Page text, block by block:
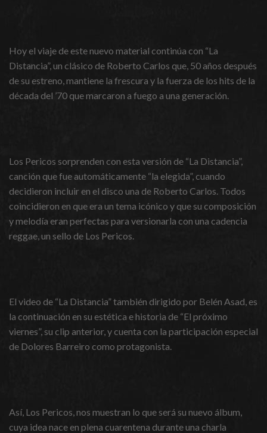
Hoy el viaje de este nuevo material continúa con “La
Distancia”, un clásico de Roberto Carlos que, 50 años después
de su estreno, mantiene la frescura y la fuerza de los hits de la
década del ’70 que marcaron a fuego a una generación.
Los Pericos sorprenden con esta versión de “La Distancia”,
canción que fue automáticamente “la elegida”, cuando
decidieron incluir en el disco una de Roberto Carlos. Todos
coincidieron en que era un tema icónico y que su composición
y melodía eran perfectas para versionarla con una cadencia
reggae, un sello de Los Pericos.
El video de “La Distancia” también dirigido por Belén Asad, es
la continuación en su estética e historia de “El próximo
viernes”, su clip anterior, y cuenta con la participación especial
de Dolores Barreiro como protagonista.
Así, Los Pericos, nos muestran lo que será su nuevo álbum,
cuya idea nace en plena cuarentena durante una charla